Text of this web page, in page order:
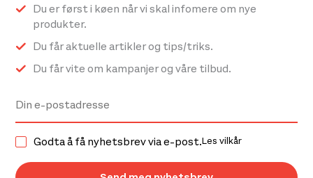
Du er først i køen når vi skal infomere om nye
produkter.
Du får aktuelle artikler og tips/triks.
Du får vite om kampanjer og våre tilbud.
Godta å få nyhetsbrev via e-post.Les vilkår